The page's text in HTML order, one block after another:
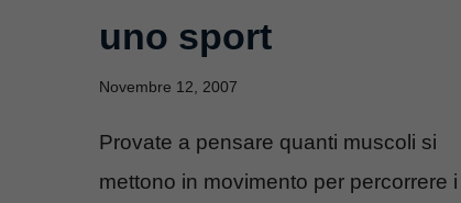
uno sport
Novembre 12, 2007
Provate a pensare quanti muscoli si
mettono in movimento per percorrere i